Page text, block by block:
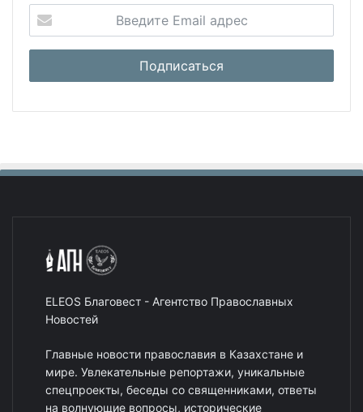
ELEOS Благовест - Агентство Православных
Новостей
Главные новости православия в Казахстане и
мире. Увлекательные репортажи, уникальные
спецпроекты, беседы со священниками, ответы
на волнующие вопросы, исторические